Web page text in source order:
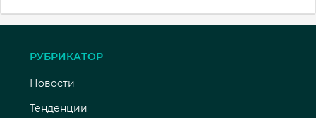
РУБРИКАТОР
Новости
Тенденции